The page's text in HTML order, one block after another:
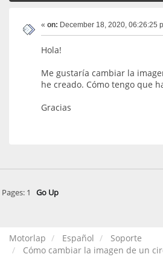
« on: December 18, 2020, 06:26:25
Hola!
Me gustaría cambiar la
he creado. Cómo tengo que
Gracias
Pages: 1 Go Up
Motorlap Español
Soporte
Cómo cambiar la imagen de un